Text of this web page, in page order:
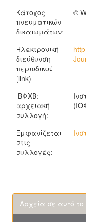
Κάτοχος
πνευματικών
δικαιωμάτων:
©
Ηλεκτρονική
διεύθυνση
περιοδικού
(link) :
ΙΒΦΧΒ:
αρχειακή
συλλογή:
Εμφανίζεται
στις
συλλογές:
Αρχεία σε αυτό το